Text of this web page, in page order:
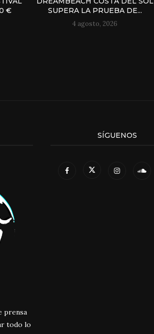
€
SUPERA LA PRUEBA DE...
4 agosto, 2026
prensa
todo lo
SÍGUENOS